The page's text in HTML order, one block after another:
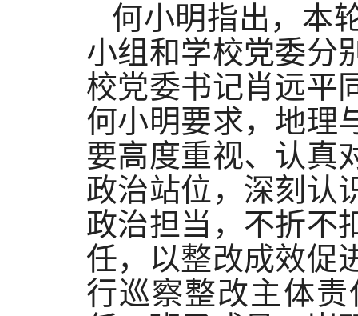
何小明指出， 本
小组和学校党委分
校党委书记肖远平
何小明要求，地理
要高度重视、认真
政治站位，深刻认
政治担当，不折不
任，以整改成效促
行巡察整改主体